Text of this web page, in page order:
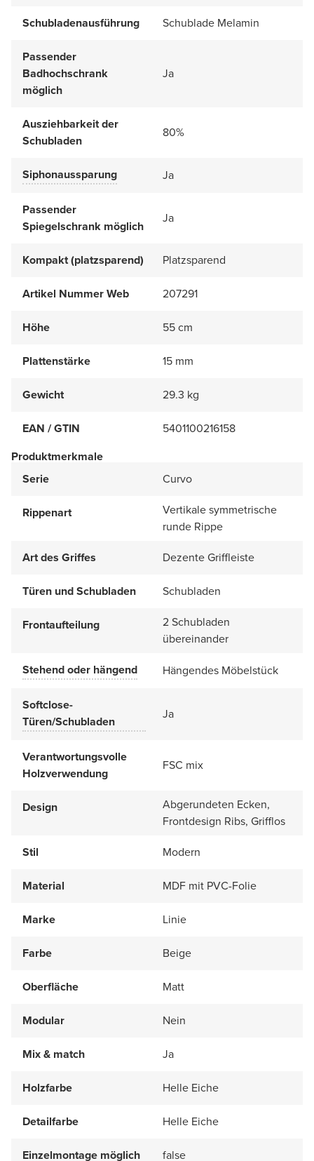
Schubladenausführung Schublade Melamin
Passender
Badhochschrank
möglich
Ja
Ausziehbarkeit der
Schubladen
80%
Siphonaussparung Ja
Passender
Spiegelschrank möglich
Ja
Kompakt (platzsparend) Platzsparend
Artikel Nummer Web 207291
Höhe 55 cm
Plattenstärke 15 mm
Gewicht 29.3 kg
EAN / GTIN
5401100216158
Produktmerkmale
Serie
Curvo
Rippenart
Vertikale symmetrische
runde Rippe
Art des Griffes
Dezente Griffleiste
Türen und Schubladen Schubladen
Frontaufteilung
2 Schubladen
übereinander
Stehend oder hängend
Hängendes Möbelstück
Softclose-
Türen/Schubladen
Ja
Verantwortungsvolle
Holzverwendung
FSC mix
Design
Abgerundeten Ecken,
Frontdesign Ribs, Grifflos
Stil
Modern
Material MDF mit PVC-Folie
Marke Linie
Farbe Beige
Oberfläche Matt
Modular Nein
Mix & match Ja
Holzfarbe Helle Eiche
Detailfarbe Helle Eiche
Einzelmontage möglich false